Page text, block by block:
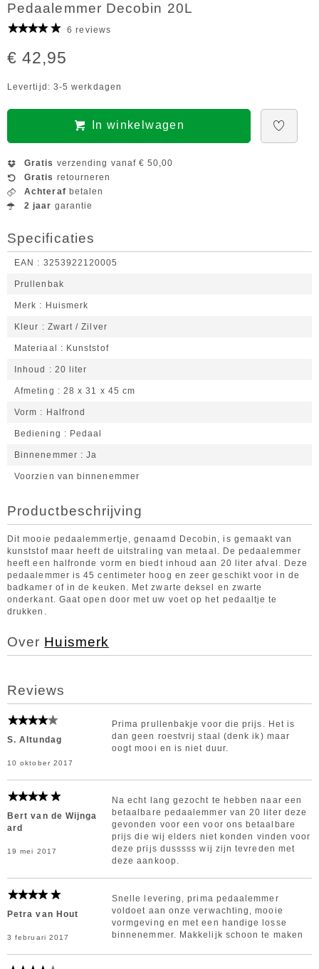
Pedaalemmer Decobin 20L
6 reviews
€ 42,95
Levertijd: 3-5 werkdagen
In winkelwagen
Gratis verzending vanaf € 50,00
Gratis retourneren
Achteraf betalen
2 jaar garantie
Specificaties
EAN 3253922120005
Prullenbak
Merk Huismerk
Kleur Zwart / Zilver
Materiaal Kunststof
Inhoud 20 liter
Afmeting 28 x 31 x 45 cm
Vorm Halfrond
Bediening Pedaal
Binnenemmer Ja
Voorzien van binnenemmer
Productbeschrijving
Dit mooie pedaalemmertje, genaamd Decobin, is gemaakt van
kunststof maar heeft de uitstraling van metaal. De pedaalemmer
heeft een halfronde vorm en biedt inhoud aan 20 liter afval. Deze
pedaalemmer is 45 centimeter hoog en zeer geschikt voor in de
badkamer of in de keuken. Met zwarte deksel en zwarte
onderkant. Gaat open door met uw voet op het pedaaltje te
drukken.
Over Huismerk
Reviews
S. Altundag
10 oktober 2017
Prima prullenbakje voor die prijs. Het is
dan geen roestvrij staal (denk ik) maar
oogt mooi en is niet duur.
Bert van de Wijnga
ard
19 mei 2017
Na echt lang gezocht te hebben naar een
betaalbare pedaalemmer van 20 liter deze
gevonden voor een voor ons betaalbare
prijs die wij elders niet konden vinden voor
deze prijs dusssss wij zijn tevreden met
deze aankoop.
Petra van Hout
3 februari 2017
Snelle levering, prima pedaalemmer
voldoet aan onze verwachting, mooie
vormgeving en met een handige losse
binnenemmer. Makkelijk schoon te maken